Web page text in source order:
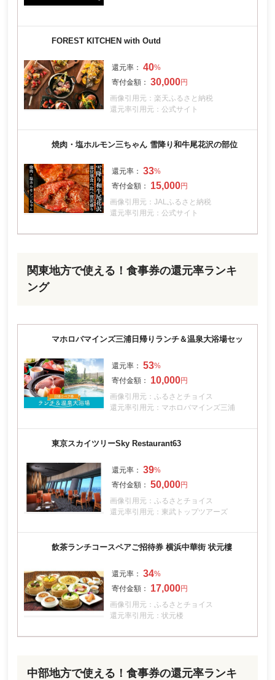
FOREST KITCHEN with Outd
40
30,000
画像引用元：楽天ふるさと納税
還元率引用元：公式サイト
焼肉・塩ホルモン三ちゃん 雪降り和牛尾花沢の部位
33
15,000
画像引用元：JALふるさと納税
還元率引用元：公式サイト
関東地方で使える！食事券の還元率ランキ
ング
マホロバマインズ三浦日帰りランチ＆温泉大浴場セッ
53
10,000
画像引用元：ふるさとチョイス
還元率引用元：マホロバマインズ三浦
東京スカイツリーSky Restaurant63
39
50,000
画像引用元：ふるさとチョイス
還元率引用元：東武トップツアーズ
飲茶ランチコースペアご招待券 横浜中華街 状元樓
34
17,000
画像引用元：ふるさとチョイス
還元率引用元：状元楼
中部地方で使える！食事券の還元率ランキ